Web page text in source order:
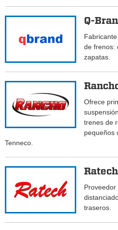
Q-
de frenos:
zapatas.
Ofrece
trenes de
pequeños
Tenneco.
Ratech
traseros.